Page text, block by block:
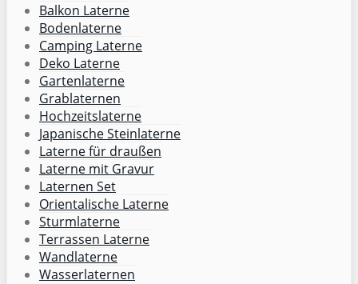
Balkon Laterne
Bodenlaterne
Camping Laterne
Deko Laterne
Gartenlaterne
Grablaternen
Hochzeitslaterne
Japanische Steinlaterne
Laterne für draußen
Laterne mit Gravur
Laternen Set
Orientalische Laterne
Sturmlaterne
Terrassen Laterne
Wandlaterne
Wasserlaternen